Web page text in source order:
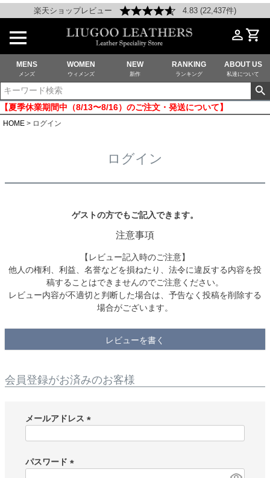
楽天ショップレビュー 4.83 (22,437件)
MENS
メンズ
WOMEN
ウィメンズ
NEW
新作
RANKING
ランキング
ABOUT US
私達について
【夏季休業期間中（8/13〜8/16）のご注文・発送について】
HOME ログイン
ログイン
ゲストの方でもご記入できます。
注意事項
【レビュー記入時のご注意】
他人の権利、利益、名誉などを損ねたり、法令に違反する内容を投
稿することはできませんのでご注意ください。
レビュー内容が不適切と判断した場合は、予告なく投稿を削除する
場合がございます。
レビューを書く
会員登録がお済みのお客様
メールアドレス
)
パスワード